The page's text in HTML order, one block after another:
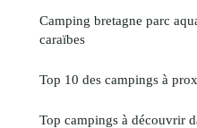
Camping bretagne parc
caraïbes
Top 10 des campings à
Top campings à découvrir